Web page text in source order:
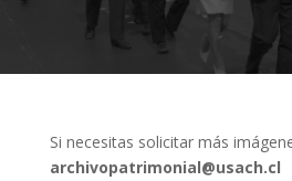
Si necesitas solicitar más
archivopatrimonial@usach.cl